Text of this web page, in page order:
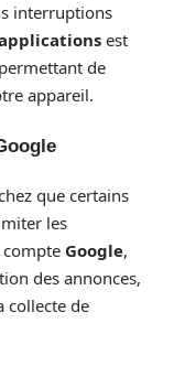
interruptions
est
de
appareil.
que certains
les
compte Google,
des annonces,
collecte de